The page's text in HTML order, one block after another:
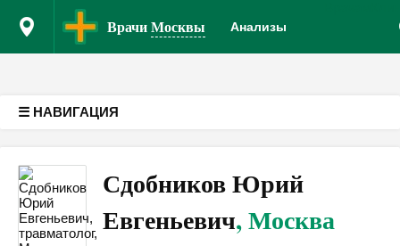
ВрачиМосквы Анализы
☰ НАВИГАЦИЯ
Сдобников Юрий
Евгеньевич, Москва